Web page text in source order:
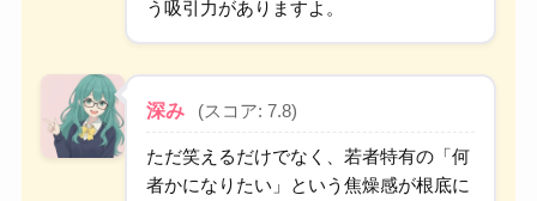
う吸引力がありますよ。
深み (スコア: 7.8)
ただ笑えるだけでなく、若者特有の「何
者かになりたい」という焦燥感が根底に